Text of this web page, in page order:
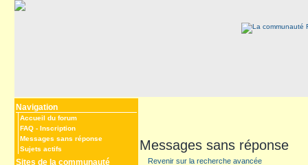
Navigation
Accueil du forum
FAQ - Inscription
Messages sans réponse
Sujets actifs
Sites de la communauté
Messages sans réponse
Revenir sur la recherche avancée